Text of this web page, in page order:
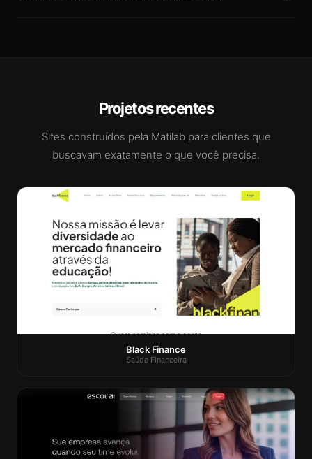
Projetos recentes
Sites construídos pela Matilab para clientes que
buscavam exatamente o que você precisa.
Black Finance
Saúde Financeira